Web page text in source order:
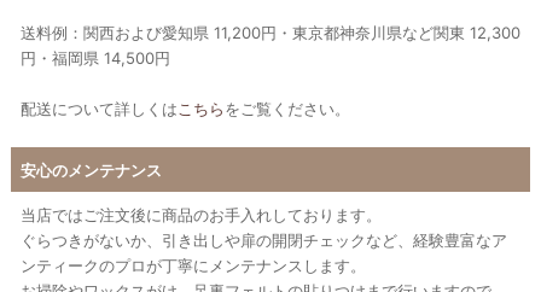
送料例：関西および愛知県 11,200円・東京都神奈川県など関東 12,300
円・福岡県 14,500円
配送について詳しくは こちらをご覧ください。
安心のメンテナンス
当店ではご注文後に商品のお手入れしております。
ぐらつきがないか、引き出しや扉の開閉チェックなど、経験豊富なア
ンティークのプロが丁寧にメンテナンスします。